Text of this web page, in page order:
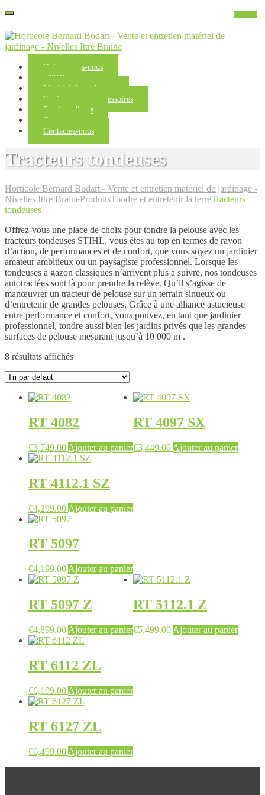
Qui sommes-nous
STIHL
Matériel de jardinage
Equipements et accessoires
Services divers
Occasions
Contactez-nous
Tracteurs tondeuses
Horticole Bernard Bodart - Vente et entretien matériel de jardinage -
Nivelles Ittre BraineProduitsTondre et entretenir la terreTracteurs
tondeuses
Offrez-vous une place de choix pour tondre la pelouse avec les
tracteurs tondeuses STIHL, vous êtes au top en termes de rayon
d’action, de performances et de confort, que vous soyez un jardinier
amateur ambitieux ou un paysagiste professionnel. Lorsque les
tondeuses à gazon classiques n’arrivent plus à suivre, nos tondeuses
autotractées sont là pour prendre la relève. Qu’il s’agisse de
manœuvrer un tracteur de pelouse sur un terrain sinueux ou
d’entretenir de grandes pelouses. Grâce à une alliance astucieuse
entre performance et confort, vous pouvez, en tant que jardinier
professionnel, tondre aussi bien les jardins privés que les grandes
surfaces de pelouse mesurant jusqu’à 10 000 m .
8 résultats affichés
RT 4082
€3,749.00 Ajouter au panier
RT 4097 SX
€3,449.00 Ajouter au panier
RT 4112.1 SZ
€4,299.00 Ajouter au panier
RT 5097
€4,199.00 Ajouter au panier
RT 5097 Z
€4,899.00 Ajouter au panier
RT 5112.1 Z
€5,499.00 Ajouter au panier
RT 6112 ZL
€6,199.00 Ajouter au panier
RT 6127 ZL
€6,499.00 Ajouter au panier